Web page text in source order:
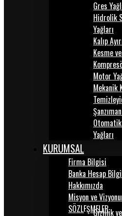
Gres
Hidrolik
Yağları
Kalıp
Kesme
Motor
Mekanik
Otomatik
Yağları
KURUMSAL
Firma Bilgisi
Banka Hesap
Hakkımızda
Misyon ve
SÖZLEŞMELER
Gizlilik